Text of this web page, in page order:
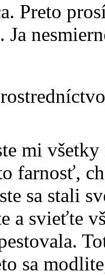
Preto
Ja
mi všetky
farnosť,
sa stali
a svieťte
sa